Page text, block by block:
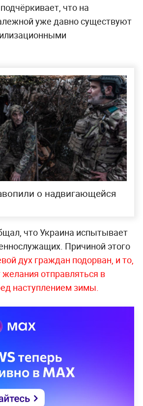
что на
уже давно существуют
о надвигающейся
что Украина испытывает
Причиной этого
дух граждан подорван, и то,
желания отправляться в
наступлением зимы.